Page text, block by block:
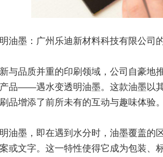
油墨：广州乐迪新材料科技有限公司
与品质并重的印刷领域，公司自豪地
品——遇水变透明油墨。这款油墨以
品增添了前所未有的互动与趣味体验。
油墨，即在遇到水分时，油墨覆盖的
或文字。这一特性使得它成为包装、